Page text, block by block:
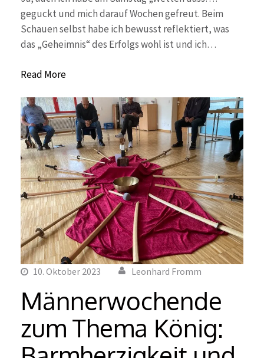
geguckt und mich darauf Wochen gefreut. Beim
Schauen selbst habe ich bewusst reflektiert, was
das „Geheimnis“ des Erfolgs wohl ist und ich…
Read More
10. Oktober 2023 Leonhard Fromm
Männerwochende
zum Thema König: